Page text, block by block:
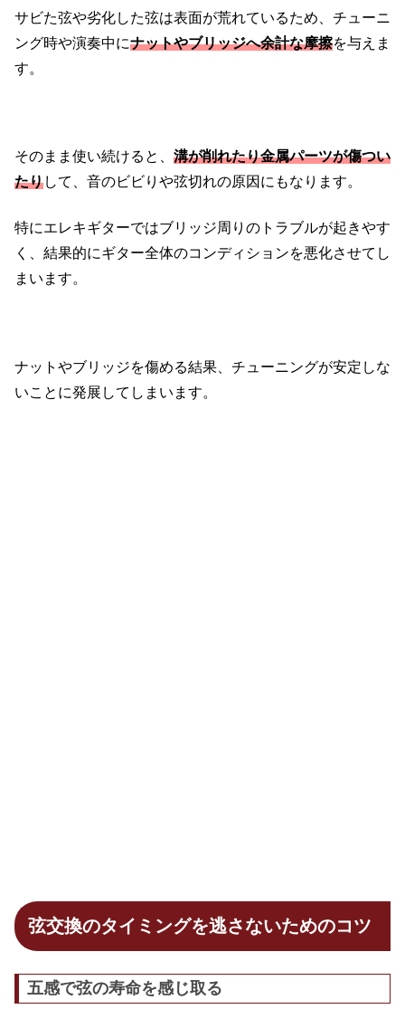
サビた弦や劣化した弦は表面が荒れているため、チューニ
ング時や演奏中にナットやブリッジへ余計な摩擦を与えま
す。
そのまま使い続けると、 溝が削れたり金属パーツが傷つい
たりして、音のビビりや弦切れの原因にもなります。
特にエレキギターではブリッジ周りのトラブルが起きやす
く、結果的にギター全体のコンディションを悪化させてし
まいます。
ナットやブリッジを傷める結果、チューニングが安定しな
いことに発展してしまいます。
弦交換のタイミングを逃さないためのコツ
五感で弦の寿命を感じ取る